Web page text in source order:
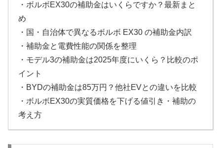
・ボルボEX30の補助金はいくらですか？最新まと
め
・国・自治体で異なるボルボ EX30 の補助金内訳
・補助金と電費性能の関係を整理
・モデル3の補助金は2025年度にいくら？比較のポ
イント
・BYDの補助金は85万円？他社EVとの違いを比較
・ボルボEX30の実質価格を下げる値引き・補助の
考え方